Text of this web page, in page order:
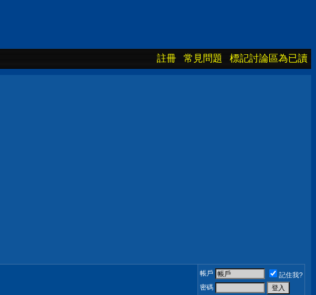
註冊 常見問題 標記討論區為已讀
帳戶
記住我?
密碼